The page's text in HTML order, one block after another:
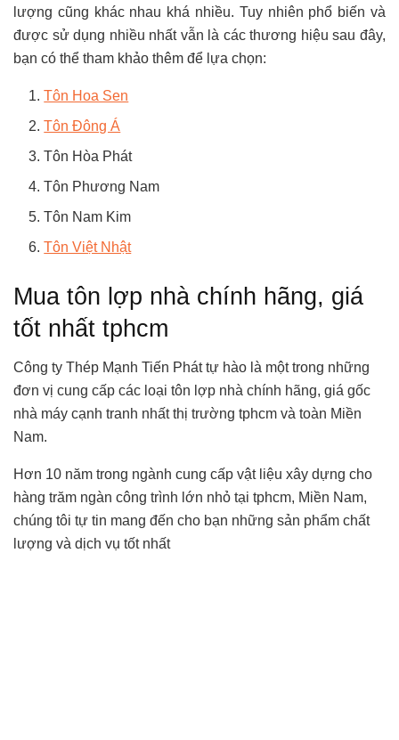
lượng cũng khác nhau khá nhiều. Tuy nhiên phổ biến và
được sử dụng nhiều nhất vẫn là các thương hiệu sau đây,
bạn có thể tham khảo thêm để lựa chọn:
Tôn Hoa Sen
Tôn Đông Á
Tôn Hòa Phát
Tôn Phương Nam
Tôn Nam Kim
Tôn Việt Nhật
Mua tôn lợp nhà chính hãng, giá
tốt nhất tphcm
Công ty Thép Mạnh Tiến Phát tự hào là một trong những
đơn vị cung cấp các loại tôn lợp nhà chính hãng, giá gốc
nhà máy cạnh tranh nhất thị trường tphcm và toàn Miền
Nam.
Hơn 10 năm trong ngành cung cấp vật liệu xây dựng cho
hàng trăm ngàn công trình lớn nhỏ tại tphcm, Miền Nam,
chúng tôi tự tin mang đến cho bạn những sản phẩm chất
lượng và dịch vụ tốt nhất